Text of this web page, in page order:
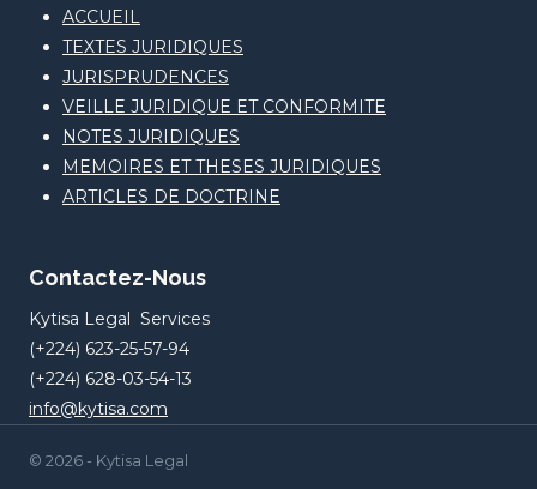
ACCUEIL
TEXTES JURIDIQUES
JURISPRUDENCES
VEILLE JURIDIQUE ET CONFORMITE
NOTES JURIDIQUES
MEMOIRES ET THESES JURIDIQUES
ARTICLES DE DOCTRINE
Contactez-Nous
Kytisa Legal Services
(+224) 623-25-57-94
(+224) 628-03-54-13
info@kytisa.com
© 2026 - Kytisa Legal